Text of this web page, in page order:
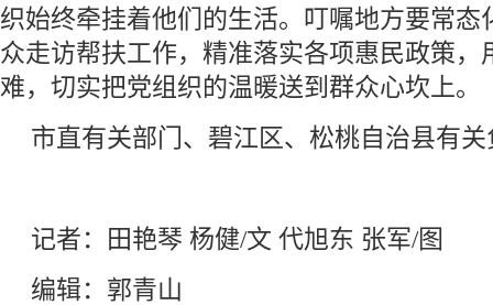
织始终牵挂着他们的生活。叮嘱地方要常态
众走访帮扶工作，精准落实各项惠民政策，
难，切实把党组织的温暖送到群众心坎上。
市直有关部门、碧江区、松桃自治县有
记者：田艳琴 杨健/文 代旭东 张军/图
编辑：郭青山